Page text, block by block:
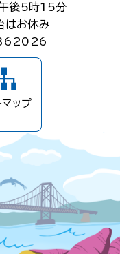
後5時15分
はお休み
マップ